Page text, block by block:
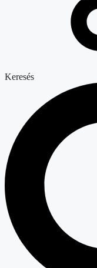
Keresés